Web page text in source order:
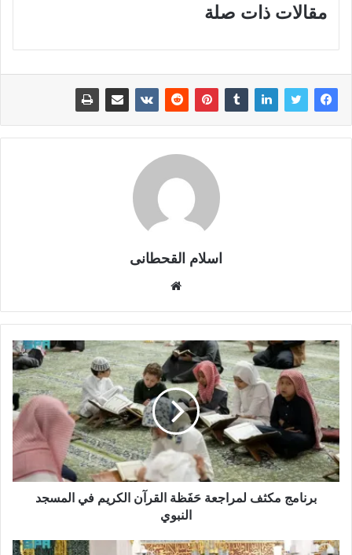
مقالات ذات صلة
اسلام القحطانى
ق
ع
ا
ل
و
ي
ب
برنامج مكثف لمراجعة حَفَظة القرآن الكريم في المسجد
النبوي